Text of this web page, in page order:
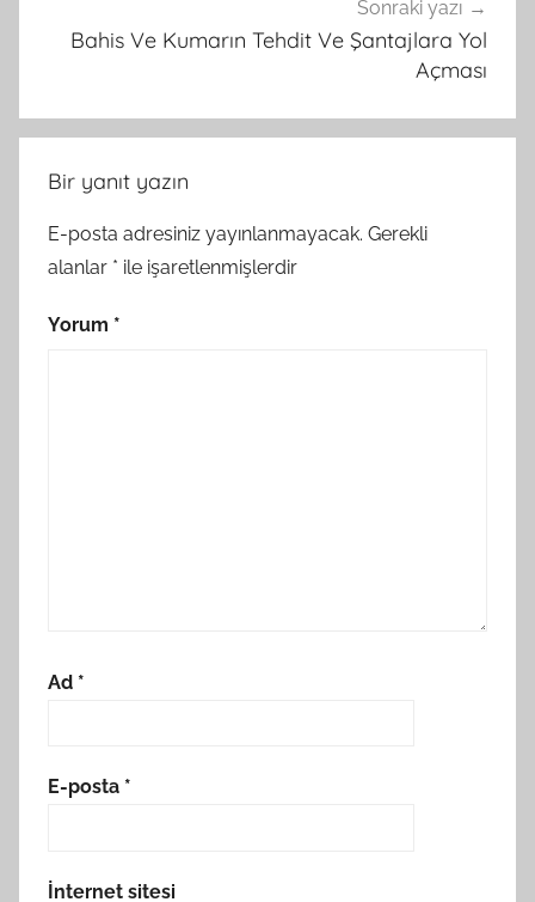
Sonraki yazı
Bahis Ve Kumarın Tehdit Ve Şantajlara Yol
Açması
Bir yanıt yazın
E-posta adresiniz yayınlanmayacak. Gerekli
alanlar * ile işaretlenmişlerdir
Yorum *
Ad *
E-posta *
İnternet sitesi